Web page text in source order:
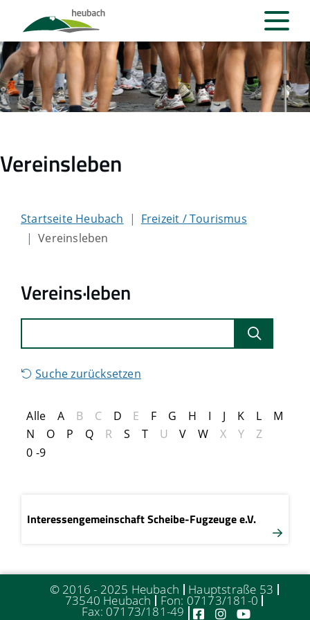
Vereinsleben
Startseite Heubach
Freizeit / Tourismus
Vereinsleben
Vereins·leben
Suche zurücksetzen
Alle A B C D E F G H I J K L
M
N
O P Q R S T U V W X Y
Z
0 -9
Interessengemeinschaft Scheibe-Fugzeuge e.V.
© 2016 - 2025 Heubach Hauptstraße 53
73540 Heubach Fon: 07173/181-0
Fax: 07173/181-49